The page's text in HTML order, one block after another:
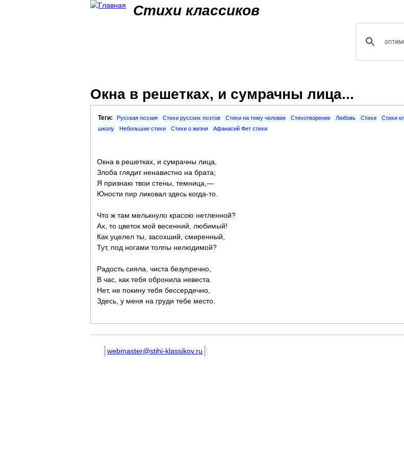
Стихи классиков
Окна в решетках, и сумрачны лица...
Теги: Русская поэзия Стихи русских поэтов Стихи на тему человек Стихотворение Любовь Стихи Стихи
школу
Небольшие стихи Стихи о жизни Афанасий Фет стихи
Окна в решетках, и сумрачны лица,
Злоба глядит ненавистно на брата;
Я признаю твои стены, темница,—
Юности пир ликовал здесь когда-то.
Что ж там мелькнуло красою нетленной?
Ах, то цветок мой весенний, любимый!
Как уцелел ты, засохший, смиренный,
Тут, под ногами толпы нелюдимой?
Радость сияла, чиста безупречно,
В час, как тебя обронила невеста.
Нет, не покину тебя бессердечно,
Здесь, у меня на груди тебе место.
webmaster@stihi-klassikov.ru